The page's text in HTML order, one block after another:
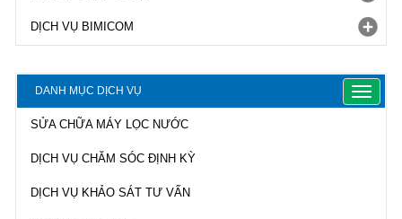
DỊCH VỤ BIMICOM
DANH MỤC DỊCH VỤ
Toggle
SỬA CHỮA MÁY LỌC NƯỚC
DỊCH VỤ CHĂM SÓC ĐỊNH KỲ
DỊCH VỤ KHẢO SÁT TƯ VẤN